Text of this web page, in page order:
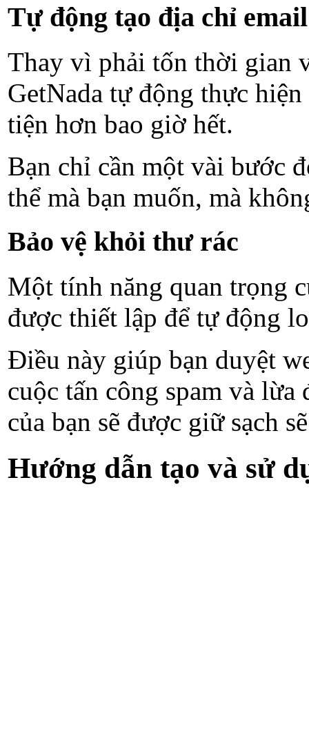
Tự động tạo địa chỉ email
Thay vì phải tốn thời gian
GetNada tự động thực
tiện hơn bao giờ hết.
Bạn chỉ cần một vài bước
thể mà bạn muốn, mà
Bảo vệ khỏi thư rác
Một tính năng quan trọng
được thiết lập để tự động
Điều này giúp bạn duyệt
cuộc tấn công spam và
của bạn sẽ được giữ sạch
Hướng dẫn tạo và sử